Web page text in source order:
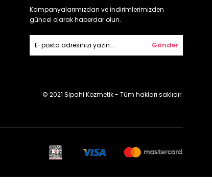
Kampanyalarımızdan ve indirimlerimizden
güncel olarak haberdar olun.
Gönder
© 2021 Sipahi Kozmetik - Tüm hakları saklıdır.